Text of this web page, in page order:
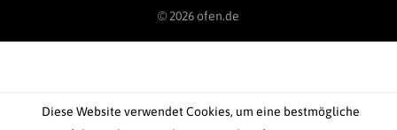
© 2026 ofen.de
Diese Website verwendet Cookies, um eine bestmögliche